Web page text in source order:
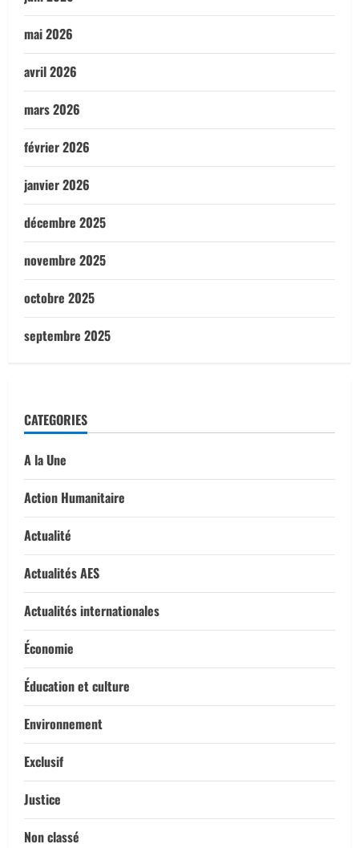
mai 2026
avril 2026
mars 2026
février 2026
janvier 2026
décembre 2025
novembre 2025
octobre 2025
septembre 2025
CATEGORIES
A la Une
Action Humanitaire
Actualité
Actualités AES
Actualités internationales
Économie
Éducation et culture
Environnement
Exclusif
Justice
Non classé